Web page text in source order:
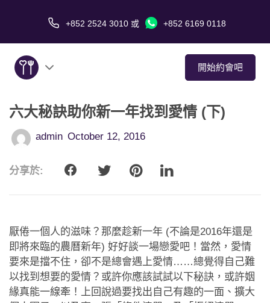
+852 2524 3010 或 +852 6169 0118
開始約會吧
關於我們
服務
愛情故事
約會技巧
應用程式
六大秘訣助你新一年找到愛情 (下)
admin October 12, 2016
分享於:
厭倦一個人的滋味？那麼趁新一年 (不論是2016年還是
即將來臨的農曆新年) 好好談一場戀愛吧！當然，愛情
要來是擋不住，卻不是總會遇上愛情……總覺得自己難
以找到想要的愛情？或許你應該試試以下秘訣，或許姻
緣真能一線牽！上回說過要找出自己有趣的一面、擴大